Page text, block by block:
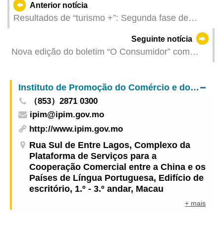
Anterior notícia
Resultados de “turismo +”: Segunda fase de
revisão do Plano Geral do Desenvolvimento da
Indústria do Turismo de Macau e estado de
implementação do plano de acção para 2025
Seguinte notícia
Nova edição do boletim “O Consumidor” com
eléctrica
Instituto de Promoção do Comércio e do Investimento
（853）2871 0300
ipim@ipim.gov.mo
http://www.ipim.gov.mo
Rua Sul de Entre Lagos, Complexo da
Plataforma de Serviços para a
Cooperação Comercial entre a China e os
Países de Língua Portuguesa, Edifício de
escritório, 1.º - 3.º andar, Macau
+ mais